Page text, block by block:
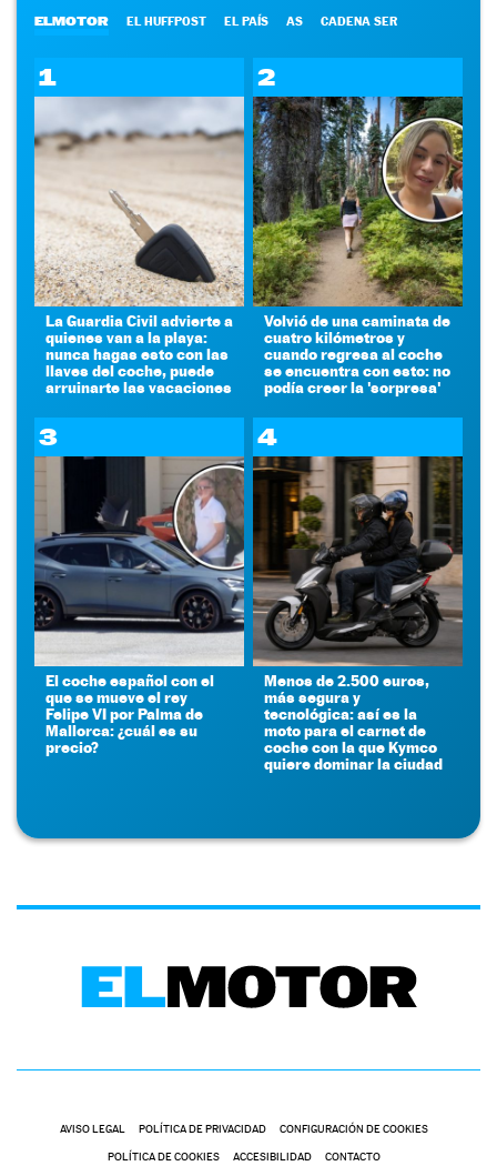
ELMOTOR EL HUFFPOST EL PAÍS AS CADENA SER
1
La Guardia Civil advierte a
quienes van a la playa:
nunca hagas esto con las
llaves del coche, puede
arruinarte las vacaciones
2
Volvió de una caminata de
cuatro kilómetros y
cuando regresa al coche
se encuentra con esto: no
podía creer la 'sorpresa'
3
El coche español con el
que se mueve el rey
Felipe VI por Palma de
Mallorca: ¿cuál es su
precio?
4
Menos de 2.500 euros,
más segura y
tecnológica: así es la
moto para el carnet de
coche con la que Kymco
quiere dominar la ciudad
AVISO LEGAL POLÍTICA DE PRIVACIDAD CONFIGURACIÓN DE COOKIES
POLÍTICA DE COOKIES ACCESIBILIDAD CONTACTO